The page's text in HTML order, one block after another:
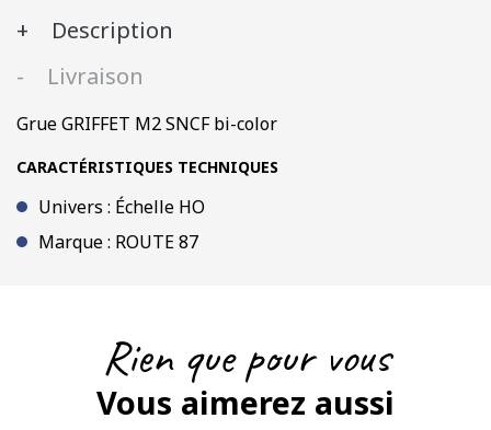
Description
Livraison
Grue GRIFFET M2 SNCF bi-color
CARACTÉRISTIQUES TECHNIQUES
Univers : Échelle HO
Marque : ROUTE 87
Rien que pour vous
Vous aimerez aussi